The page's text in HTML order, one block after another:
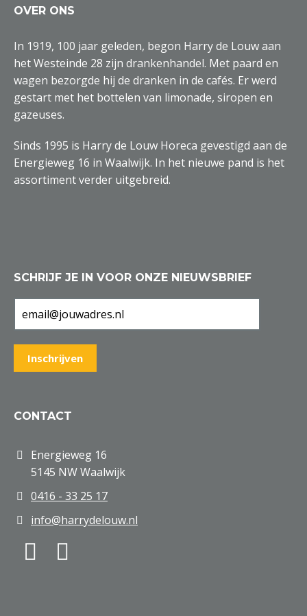
OVER ONS
In 1919, 100 jaar geleden, begon Harry de Louw aan
het Westeinde 28 zijn drankenhandel. Met paard en
wagen bezorgde hij de dranken in de cafés. Er werd
gestart met het bottelen van limonade, siropen en
gazeuses.
Sinds 1995 is Harry de Louw Horeca gevestigd aan de
Energieweg 16 in Waalwijk. In het nieuwe pand is het
assortiment verder uitgebreid.
SCHRIJF JE IN VOOR ONZE NIEUWSBRIEF
CONTACT
Energieweg 16
5145 NW Waalwijk
0416 - 33 25 17
info@harrydelouw.nl